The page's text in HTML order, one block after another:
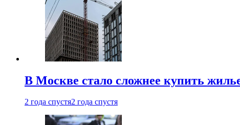
В Москве стало сложнее купить
2 года спустя2 года спустя